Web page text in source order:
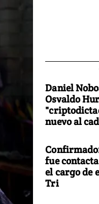
Daniel
Osvaldo
nuevo al
fue
el cargo de
Tri